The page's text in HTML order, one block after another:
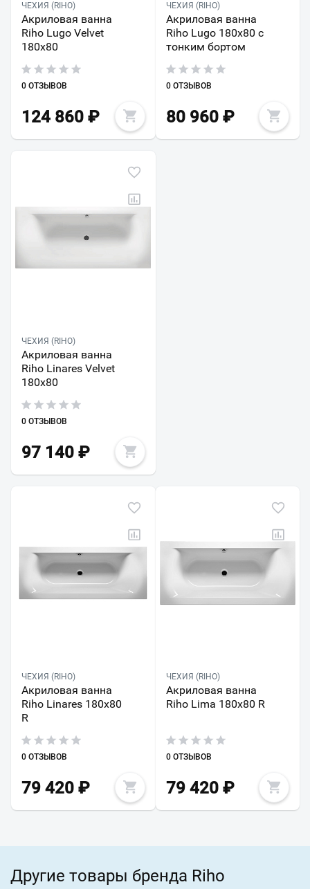
ЧЕХИЯ (RIHO)
Акриловая ванна
Riho Lugo Velvet
180x80
0 ОТЗЫВОВ
124 860 ₽
ЧЕХИЯ (RIHO)
Акриловая ванна
Riho Lugo 180x80 с
тонким бортом
0 ОТЗЫВОВ
80 960₽
ЧЕХИЯ (RIHO)
Акриловая ванна
Riho Linares Velvet
180x80
0 ОТЗЫВОВ
97 140 ₽
ЧЕХИЯ (RIHO)
Акриловая ванна
Riho Linares 180x80
R
0 ОТЗЫВОВ
79 420 ₽
ЧЕХИЯ (RIHO)
Акриловая ванна
Riho Lima 180x80 R
0 ОТЗЫВОВ
79 420₽
Другие товары бренда Riho